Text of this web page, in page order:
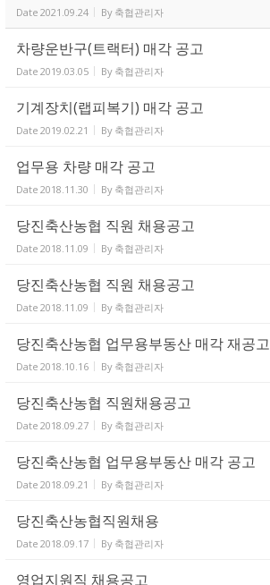
Date 2021.09.24 By 축협관리자
차량운반구(트랙터) 매각 공고
Date 2019.03.05 By 축협관리자
기계장치(랩피복기) 매각 공고
Date 2019.02.21 By 축협관리자
업무용 차량 매각 공고
Date 2018.11.30 By 축협관리자
당진축산농협 직원 채용공고
Date 2018.11.09 By 축협관리자
당진축산농협 직원 채용공고
Date 2018.11.09 By 축협관리자
당진축산농협 업무용부동산 매각 재공고
Date 2018.10.16 By 축협관리자
당진축산농협 직원채용공고
Date 2018.09.27 By 축협관리자
당진축산농협 업무용부동산 매각 공고
Date 2018.09.21 By 축협관리자
당진축산농협직원채용
Date 2018.09.17 By 축협관리자
영업지원직 채용공고